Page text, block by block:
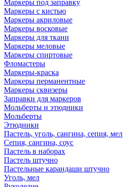
Маркеры под заправку
Маркеры с кистью
Маркеры акриловые
Маркеры восковые
Маркеры для ткани
Маркеры меловые
Маркеры спиртовые
Фломастеры
Маркеры-краска
Маркеры перманентные
Маркеры сквизеры
Заправки для маркеров
Мольберты и этюдники
Мольберты
Этюдники
Пастель, уголь, сангина, сепия, мел
Сепия, сангина, соус
Пастель в наборах
Пастель штучно
Пастельные карандаши штучно
Уголь, мел